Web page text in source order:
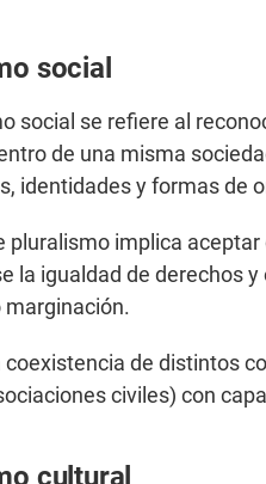
social
social se refiere al
de una misma
identidades y formas de
pluralismo implica
la igualdad de derechos
marginación.
coexistencia de distintos
civiles) con
cultural